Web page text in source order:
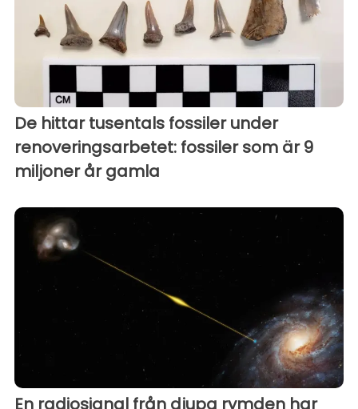
De hittar tusentals fossiler under
renoveringsarbetet: fossiler som är 9
miljoner år gamla
En radiosignal från djupa rymden har